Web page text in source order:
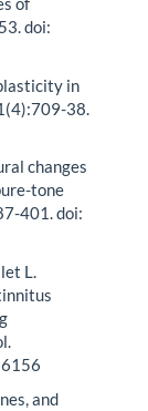
doi:
in
38.
changes
tone
401. doi:
L.
and